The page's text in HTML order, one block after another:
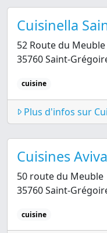
Cuisinella
52 Route du Meuble
35760 Saint-
cuisine
Plus d'infos sur
Cuisines
50 route du Meuble
35760 Saint-
cuisine